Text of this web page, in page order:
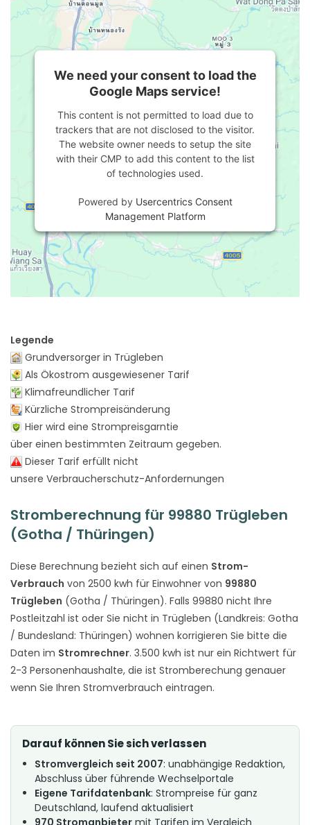
We need your consent to load the
Google Maps service!
This content is not permitted to load due to
trackers that are not disclosed to the visitor.
The website owner needs to setup the site
with their CMP to add this content to the list
of technologies used.
Powered by Usercentrics Consent
Management Platform
Legende
Grundversorger in Trügleben
Als Ökostrom ausgewiesener Tarif
Klimafreundlicher Tarif
Kürzliche Strompreisänderung
Hier wird eine Strompreisgarntie
über einen bestimmten Zeitraum gegeben.
Dieser Tarif erfüllt nicht
unsere Verbraucherschutz-Anfordernungen
Stromberechnung für 99880 Trügleben
(Gotha / Thüringen)
Diese Berechnung bezieht sich auf einen Strom-
Verbrauch von 2500 kwh für Einwohner von 99880
Trügleben (Gotha / Thüringen). Falls 99880 nicht Ihre
Postleitzahl ist oder Sie nicht in Trügleben (Landkreis: Gotha
/ Bundesland: Thüringen) wohnen korrigieren Sie bitte die
Daten im Stromrechner. 3.500 kwh ist nur ein Richtwert für
2-3 Personenhaushalte, die ist Stromberechung genauer
wenn Sie Ihren Stromverbrauch eintragen.
Darauf können Sie sich verlassen
Stromvergleich seit 2007: unabhängige Redaktion,
Abschluss über führende Wechselportale
Eigene Tarifdatenbank: Strompreise für ganz
Deutschland, laufend aktualisiert
970 Stromanbieter mit Tarifen im Vergleich